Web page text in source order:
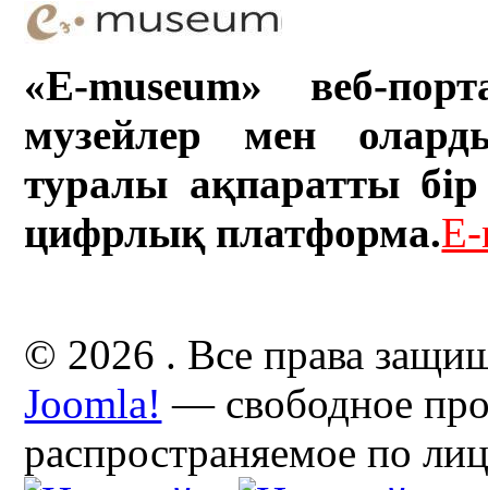
«E-museum» веб-
музейлер мен
туралы ақпаратты бір
цифрлық платформа.
© 2026 . Все права
Joomla! — свободное
распространяемое по